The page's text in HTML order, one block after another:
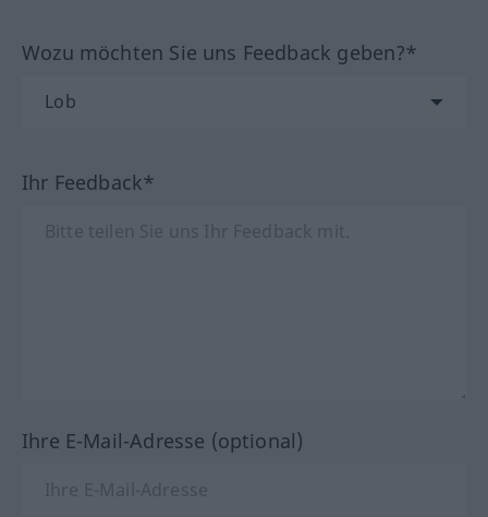
Wozu möchten Sie uns Feedback geben?*
Ihr Feedback*
Ihre E-Mail-Adresse (optional)